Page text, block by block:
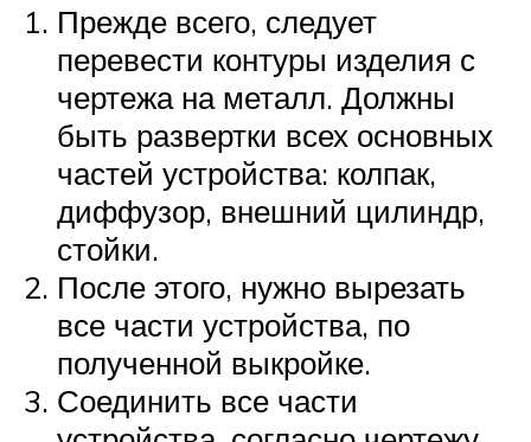
Прежде всего, следует
перевести контуры изделия с
чертежа на металл. Должны
быть развертки всех основных
частей устройства: колпак,
диффузор, внешний цилиндр,
стойки.
После этого, нужно вырезать
все части устройства, по
полученной выкройке.
Соединить все части